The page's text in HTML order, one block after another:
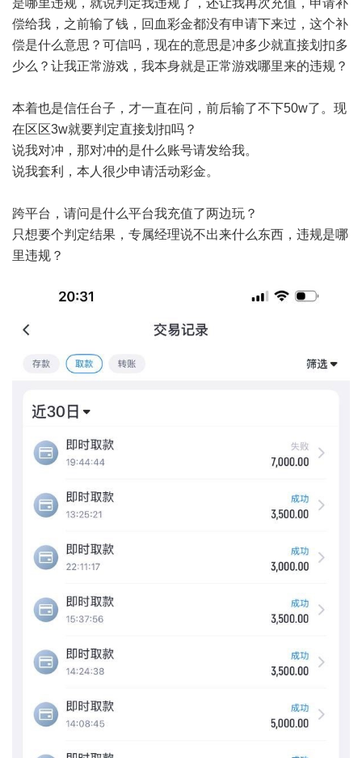
是哪里违规，就说判定我违规了，还让我再次充值，申请补
偿给我，之前输了钱，回血彩金都没有申请下来过，这个补
偿是什么意思？可信吗，现在的意思是冲多少就直接划扣多
少么？让我正常游戏，我本身就是正常游戏哪里来的违规？
本着也是信任台子，才一直在问，前后输了不下50w了。现
在区区3w就要判定直接划扣吗？
说我对冲，那对冲的是什么账号请发给我。
说我套利，本人很少申请活动彩金。
跨平台，请问是什么平台我充值了两边玩？
只想要个判定结果，专属经理说不出来什么东西，违规是哪
里违规？